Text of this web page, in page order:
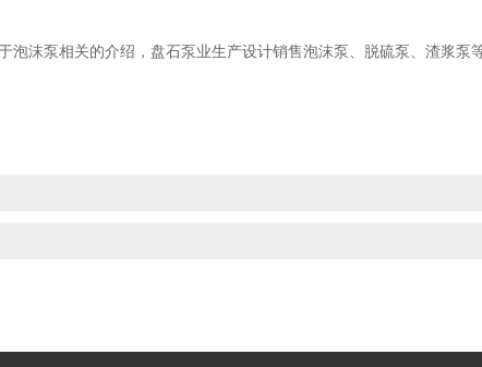
沫泵相关的介绍，盘石泵业生产设计销售泡沫泵、脱硫泵、渣浆泵等